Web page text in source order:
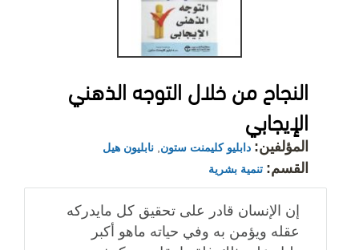
النجاح من خلال التوجه الذهني
الإيجابي
المؤلفين: دابليو كليمنت ستون, نابليون هيل
القسم: تنمية بشرية
إن الإنسان قادر على تحقيق كل مايدركه
عقله ويؤمن به وفي حياته ماهو أكبر